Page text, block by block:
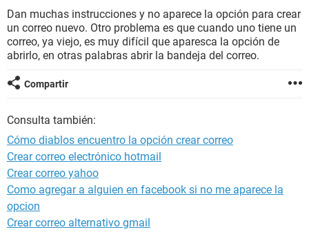
Dan muchas instrucciones y no aparece la opción para crear
un correo nuevo. Otro problema es que cuando uno tiene un
correo, ya viejo, es muy difícil que aparesca la opción de
abrirlo, en otras palabras abrir la bandeja del correo.
Compartir
Consulta también:
Cómo diablos encuentro la opción crear correo
Crear correo electrónico hotmail
Crear correo yahoo
Como agregar a alguien en facebook si no me aparece la
opcion
Crear correo alternativo gmail